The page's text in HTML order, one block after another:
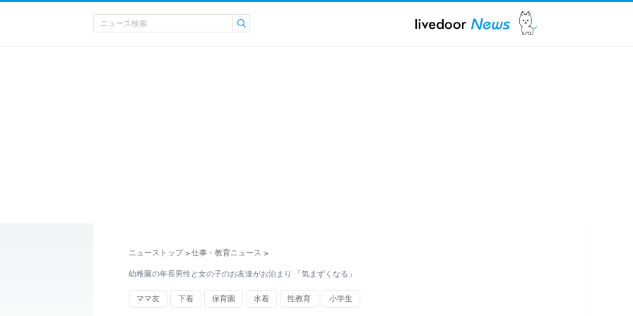
ニューストップ > 仕事・教育ニュース >
幼稚園の年長男性と女の子のお友達がお泊まり 「気まずくなる」
ママ友 下着 保育園 水着 性教育 小学生